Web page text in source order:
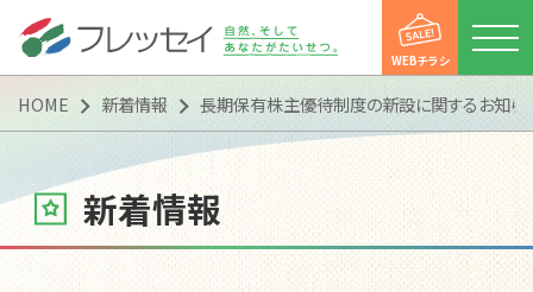
店舗一覧
WEBチラシ
WEBチラシ
HOME 新着情報 長期保有株主優待制度の新設に関するお知ら
新着情報